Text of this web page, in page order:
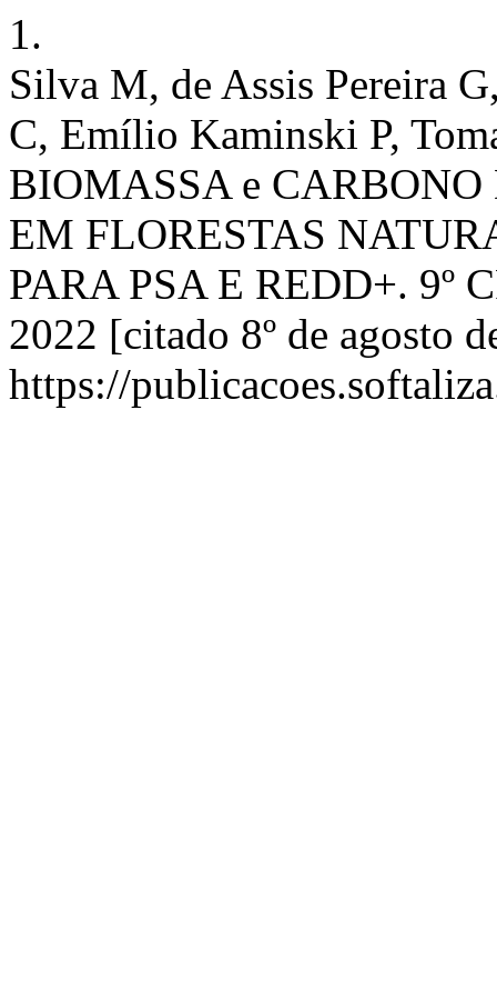
1.
Silva M, de Assis Pereira
C, Emílio Kaminski P,
BIOMASSA e CARBONO
EM FLORESTAS
PARA PSA E REDD+. 9º
2022 [citado 8º de agosto
https://